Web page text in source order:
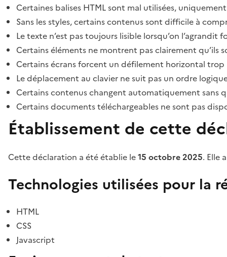
Certaines balises HTML sont mal utilisées,
Sans les styles, certains contenus sont difficile à
Le texte n’est pas toujours lisible lorsqu’on l’agrandit
Certains éléments ne montrent pas clairement qu’ils
Certains écrans forcent un défilement horizontal
Le déplacement au clavier ne suit pas un ordre
Certains contenus changent automatiquement sans
Certains documents téléchargeables ne sont pas
Établissement de cette
Cette déclaration a été établie le15 octobre 2025. Elle
Technologies utilisées pour la
HTML
CSS
Javascript